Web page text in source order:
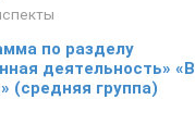
по разделу
деятельность» «В
(средняя группа)